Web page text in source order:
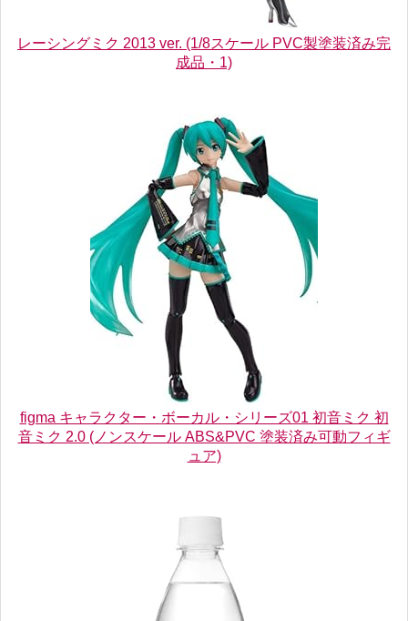
レーシングミク 2013 ver. (1/8スケール PVC製塗装済み完
成品・1)
figma キャラクター・ボーカル・シリーズ01 初音ミク 初
音ミク 2.0 (ノンスケール ABS&PVC 塗装済み可動フィギ
ュア)